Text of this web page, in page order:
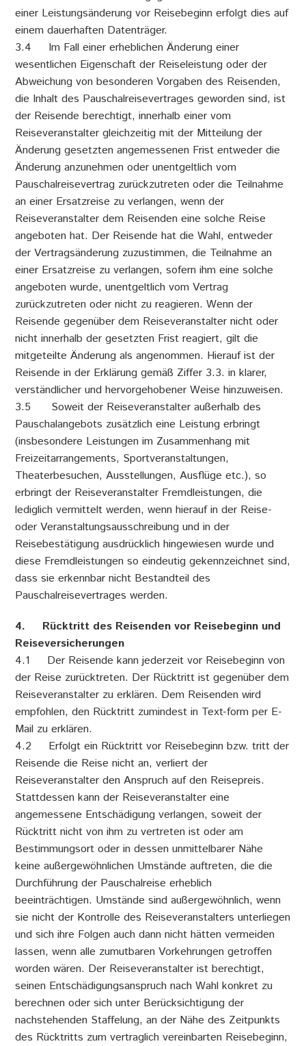
einer Leistungsänderung vor Reisebeginn erfolgt dies auf
einem dauerhaften Datenträger.
3.4 Im Fall einer erheblichen Änderung einer
wesentlichen Eigenschaft der Reiseleistung oder der
Abweichung von besonderen Vorgaben des Reisenden,
die Inhalt des Pauschalreisevertrages geworden sind, ist
der Reisende berechtigt, innerhalb einer vom
Reiseveranstalter gleichzeitig mit der Mitteilung der
Änderung gesetzten angemessenen Frist entweder die
Änderung anzunehmen oder unentgeltlich vom
Pauschalreisevertrag zurückzutreten oder die Teilnahme
an einer Ersatzreise zu verlangen, wenn der
Reiseveranstalter dem Reisenden eine solche Reise
angeboten hat. Der Reisende hat die Wahl, entweder
der Vertragsänderung zuzustimmen, die Teilnahme an
einer Ersatzreise zu verlangen, sofern ihm eine solche
angeboten wurde, unentgeltlich vom Vertrag
zurückzutreten oder nicht zu reagieren. Wenn der
Reisende gegenüber dem Reiseveranstalter nicht oder
nicht innerhalb der gesetzten Frist reagiert, gilt die
mitgeteilte Änderung als angenommen. Hierauf ist der
Reisende in der Erklärung gemäß Ziffer 3.3. in klarer,
verständlicher und hervorgehobener Weise hinzuweisen.
3.5 Soweit der Reiseveranstalter außerhalb des
Pauschalangebots zusätzlich eine Leistung erbringt
(insbesondere Leistungen im Zusammenhang mit
Freizeitarrangements, Sportveranstaltungen,
Theaterbesuchen, Ausstellungen, Ausflüge etc.), so
erbringt der Reiseveranstalter Fremdleistungen, die
lediglich vermittelt werden, wenn hierauf in der Reise-
oder Veranstaltungsausschreibung und in der
Reisebestätigung ausdrücklich hingewiesen wurde und
diese Fremdleistungen so eindeutig gekennzeichnet sind,
dass sie erkennbar nicht Bestandteil des
Pauschalreisevertrages werden.
4. Rücktritt des Reisenden vor Reisebeginn und
Reiseversicherungen
4.1 Der Reisende kann jederzeit vor Reisebeginn von
der Reise zurücktreten. Der Rücktritt ist gegenüber dem
Reiseveranstalter zu erklären. Dem Reisenden wird
empfohlen, den Rücktritt zumindest in Text-form per E-
Mail zu erklären.
4.2 Erfolgt ein Rücktritt vor Reisebeginn bzw. tritt der
Reisende die Reise nicht an, verliert der
Reiseveranstalter den Anspruch auf den Reisepreis.
Stattdessen kann der Reiseveranstalter eine
angemessene Entschädigung verlangen, soweit der
Rücktritt nicht von ihm zu vertreten ist oder am
Bestimmungsort oder in dessen unmittelbarer Nähe
keine außergewöhnlichen Umstände auftreten, die die
Durchführung der Pauschalreise erheblich
beeinträchtigen. Umstände sind außergewöhnlich, wenn
sie nicht der Kontrolle des Reiseveranstalters unterliegen
und sich ihre Folgen auch dann nicht hätten vermeiden
lassen, wenn alle zumutbaren Vorkehrungen getroffen
worden wären. Der Reiseveranstalter ist berechtigt,
seinen Entschädigungsanspruch nach Wahl konkret zu
berechnen oder sich unter Berücksichtigung der
nachstehenden Staffelung, an der Nähe des Zeitpunkts
des Rücktritts zum vertraglich vereinbarten Reisebeginn,